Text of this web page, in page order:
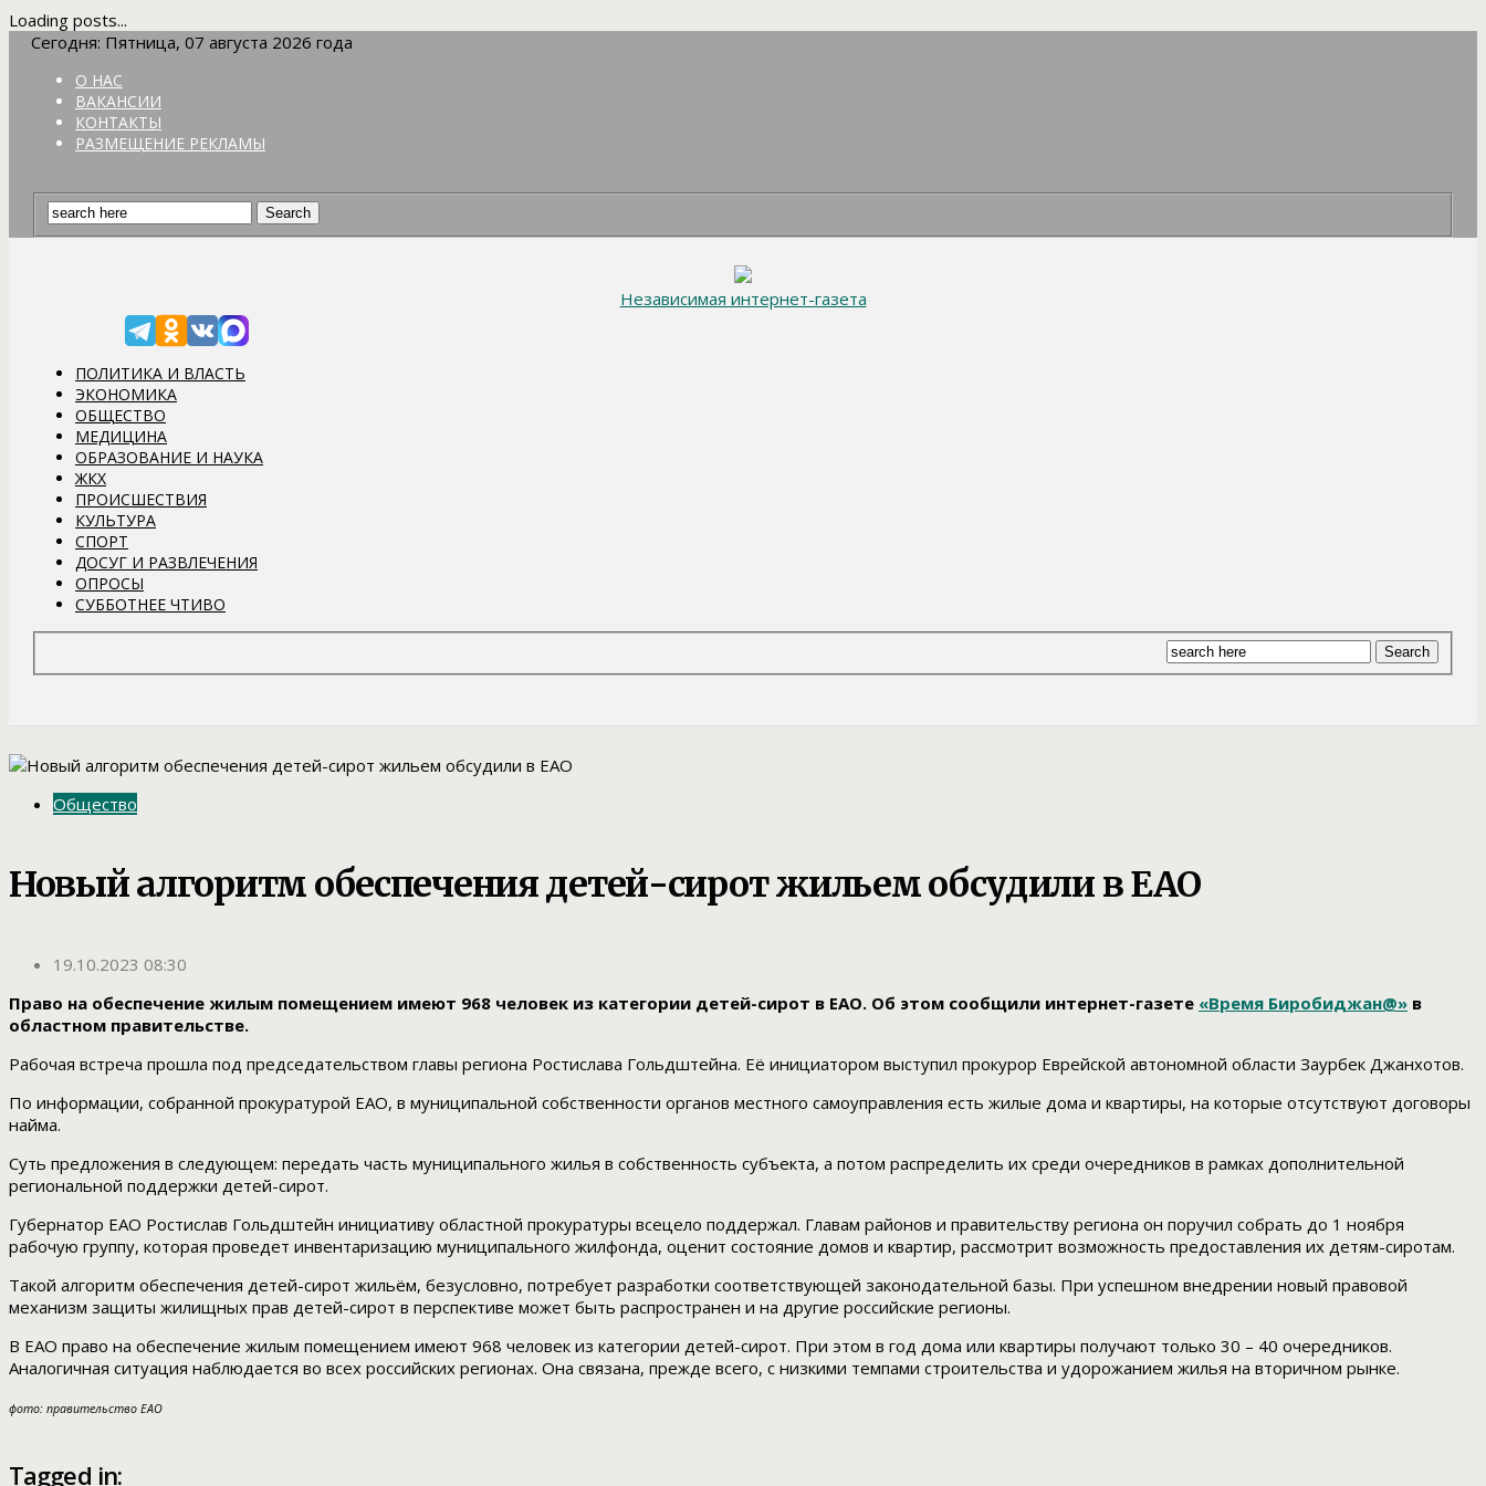
Loading posts...
Сегодня: Пятница, 07 августа 2026 года
О НАС
ВАКАНСИИ
КОНТАКТЫ
РАЗМЕЩЕНИЕ РЕКЛАМЫ
Независимая интернет-газета
ПОЛИТИКА И ВЛАСТЬ
ЭКОНОМИКА
ОБЩЕСТВО
МЕДИЦИНА
ОБРАЗОВАНИЕ И НАУКА
ЖКХ
ПРОИСШЕСТВИЯ
КУЛЬТУРА
СПОРТ
ДОСУГ И РАЗВЛЕЧЕНИЯ
ОПРОСЫ
СУББОТНЕЕ ЧТИВО
Общество
Новый алгоритм обеспечения детей-сирот жильем обсудили в ЕАО
19.10.2023 08:30
Право на обеспечение жилым помещением имеют 968 человек из категории детей-сирот в ЕАО. Об этом сообщили интернет-газете «Время Биробиджан@» в
областном правительстве.
Рабочая встреча прошла под председательством главы региона Ростислава Гольдштейна. Её инициатором выступил прокурор Еврейской автономной области Заурбек Джанхотов.
По информации, собранной прокуратурой ЕАО, в муниципальной собственности органов местного самоуправления есть жилые дома и квартиры, на которые отсутствуют договоры
найма.
Суть предложения в следующем: передать часть муниципального жилья в собственность субъекта, а потом распределить их среди очередников в рамках дополнительной
региональной поддержки детей-сирот.
Губернатор ЕАО Ростислав Гольдштейн инициативу областной прокуратуры всецело поддержал. Главам районов и правительству региона он поручил собрать до 1 ноября
рабочую группу, которая проведет инвентаризацию муниципального жилфонда, оценит состояние домов и квартир, рассмотрит возможность предоставления их детям-сиротам.
Такой алгоритм обеспечения детей-сирот жильём, безусловно, потребует разработки соответствующей законодательной базы. При успешном внедрении новый правовой
механизм защиты жилищных прав детей-сирот в перспективе может быть распространен и на другие российские регионы.
В ЕАО право на обеспечение жилым помещением имеют 968 человек из категории детей-сирот. При этом в год дома или квартиры получают только 30 – 40 очередников.
Аналогичная ситуация наблюдается во всех российских регионах. Она связана, прежде всего, с низкими темпами строительства и удорожанием жилья на вторичном рынке.
фото: правительство ЕАО
Tagged in: